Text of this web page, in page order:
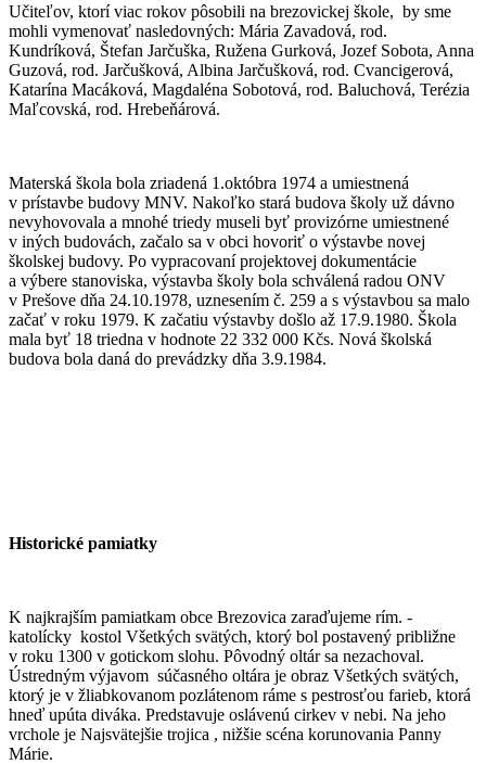
Učiteľov, ktorí viac rokov pôsobili na brezovickej škole, by sme
mohli vymenovať nasledovných: Mária Zavadová, rod.
Kundríková, Štefan Jarčuška, Ružena Gurková, Jozef Sobota, Anna
Guzová, rod. Jarčušková, Albina Jarčušková, rod. Cvancigerová,
Katarína Macáková, Magdaléna Sobotová, rod. Baluchová, Terézia
Maľcovská, rod. Hrebeňárová.
Materská škola bola zriadená 1.októbra 1974 a umiestnená
v prístavbe budovy MNV. Nakoľko stará budova školy už dávno
nevyhovovala a mnohé triedy museli byť provizórne umiestnené
v iných budovách, začalo sa v obci hovoriť o výstavbe novej
školskej budovy. Po vypracovaní projektovej dokumentácie
a výbere stanoviska, výstavba školy bola schválená radou ONV
v Prešove dňa 24.10.1978, uznesením č. 259 a s výstavbou sa malo
začať v roku 1979. K začatiu výstavby došlo až 17.9.1980. Škola
mala byť 18 triedna v hodnote 22 332 000 Kčs. Nová školská
budova bola daná do prevádzky dňa 3.9.1984.
Historické pamiatky
K najkrajším pamiatkam obce Brezovica zaraďujeme rím. -
katolícky kostol Všetkých svätých, ktorý bol postavený približne
v roku 1300 v gotickom slohu. Pôvodný oltár sa nezachoval.
Ústredným výjavom súčasného oltára je obraz Všetkých svätých,
ktorý je v žliabkovanom pozlátenom ráme s pestrosťou farieb, ktorá
hneď upúta diváka. Predstavuje oslávenú cirkev v nebi. Na jeho
vrchole je Najsvätejšie trojica , nižšie scéna korunovania Panny
Márie.